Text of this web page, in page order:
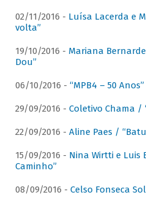
02/11/2016 - Luísa Lacerda e
volta”
19/10/2016 - Mariana
Dou”
06/10/2016 - “MPB4 – 50 Anos”
29/09/2016 - Coletivo Chama /
22/09/2016 - Aline Paes /
15/09/2016 - Nina Wirtti e Luis
Caminho”
08/09/2016 - Celso Fonseca